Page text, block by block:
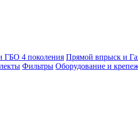
ГБО 4 поколения Прямой впрыск и
Фильтры Оборудование и